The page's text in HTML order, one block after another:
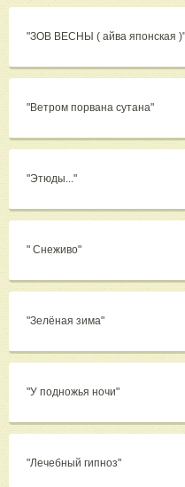
"ЗОВ ВЕСНЫ ( айва японская )"
"Ветром порвана сутана"
"Этюды..."
" Снеживо"
"Зелёная зима"
"У подножья ночи"
"Лечебный гипноз"